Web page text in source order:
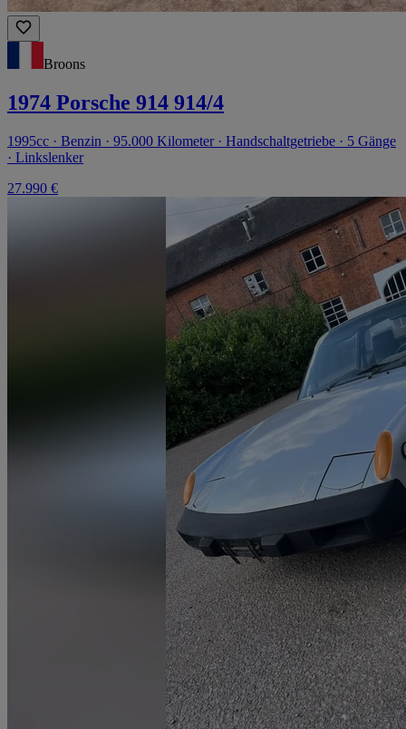
Broons
1974 Porsche 914 914/4
1995cc · Benzin · 95.000 Kilometer · Handschaltgetriebe · 5 Gänge
· Linkslenker
27.990 €